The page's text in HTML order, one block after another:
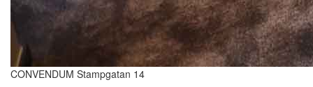
CONVENDUM Stampgatan 14